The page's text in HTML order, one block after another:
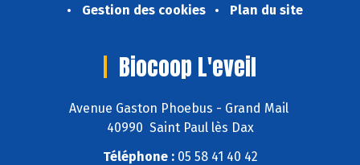
Gestion des cookies
Plan du site
Biocoop L'eveil
Avenue Gaston Phoebus - Grand Mail
40990 Saint Paul lès Dax
Téléphone :05 58 41 40 42